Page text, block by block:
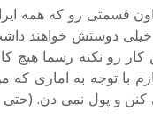
قسمتی رو که همه
خیلی دوستش خواهند
رو نکنه رسما هیچ
با توجه به اماری که